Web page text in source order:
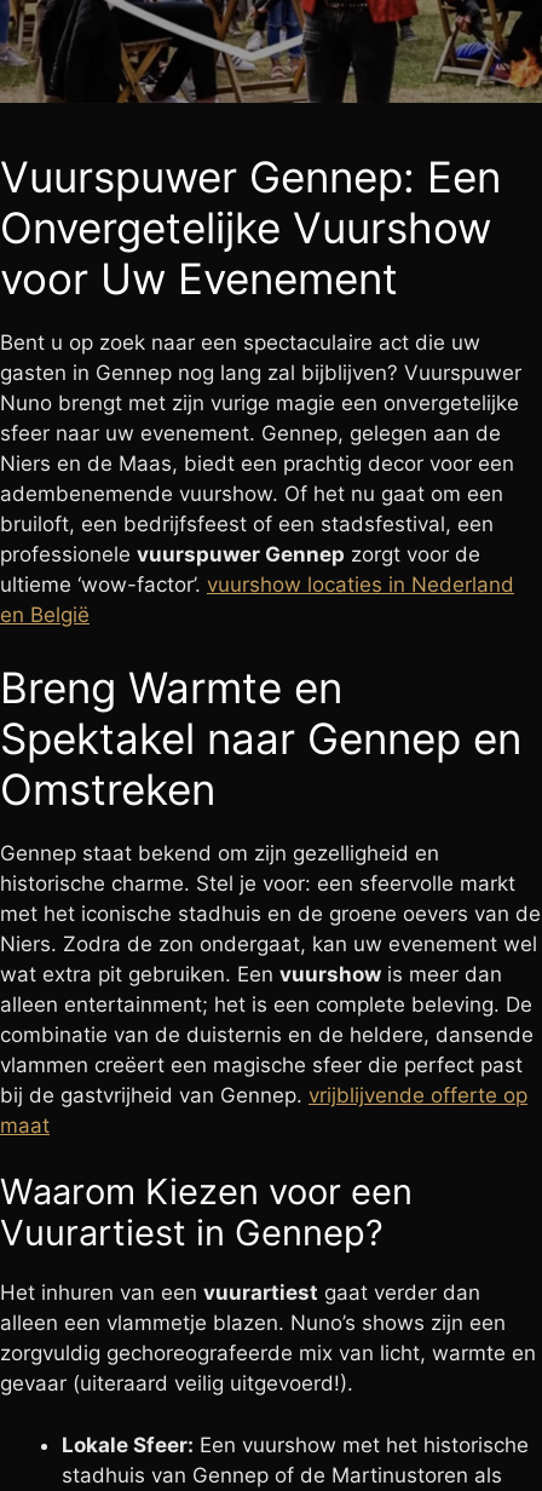
Vuurspuwer Gennep: Een
Onvergetelijke Vuurshow
voor Uw Evenement
Bent u op zoek naar een spectaculaire act die uw
gasten in Gennep nog lang zal bijblijven? Vuurspuwer
Nuno brengt met zijn vurige magie een onvergetelijke
sfeer naar uw evenement. Gennep, gelegen aan de
Niers en de Maas, biedt een prachtig decor voor een
adembenemende vuurshow. Of het nu gaat om een
bruiloft, een bedrijfsfeest of een stadsfestival, een
professionele vuurspuwer Gennep zorgt voor de
ultieme ‘wow-factor’. vuurshow locaties in Nederland
en België
Breng Warmte en
Spektakel naar Gennep en
Omstreken
Gennep staat bekend om zijn gezelligheid en
historische charme. Stel je voor: een sfeervolle markt
met het iconische stadhuis en de groene oevers van de
Niers. Zodra de zon ondergaat, kan uw evenement wel
wat extra pit gebruiken. Een vuurshow is meer dan
alleen entertainment; het is een complete beleving. De
combinatie van de duisternis en de heldere, dansende
vlammen creëert een magische sfeer die perfect past
bij de gastvrijheid van Gennep. vrijblijvende offerte op
maat
Waarom Kiezen voor een
Vuurartiest in Gennep?
Het inhuren van een vuurartiest gaat verder dan
alleen een vlammetje blazen. Nuno’s shows zijn een
zorgvuldig gechoreografeerde mix van licht, warmte en
gevaar (uiteraard veilig uitgevoerd!).
Lokale Sfeer: Een vuurshow met het historische
stadhuis van Gennep of de Martinustoren als